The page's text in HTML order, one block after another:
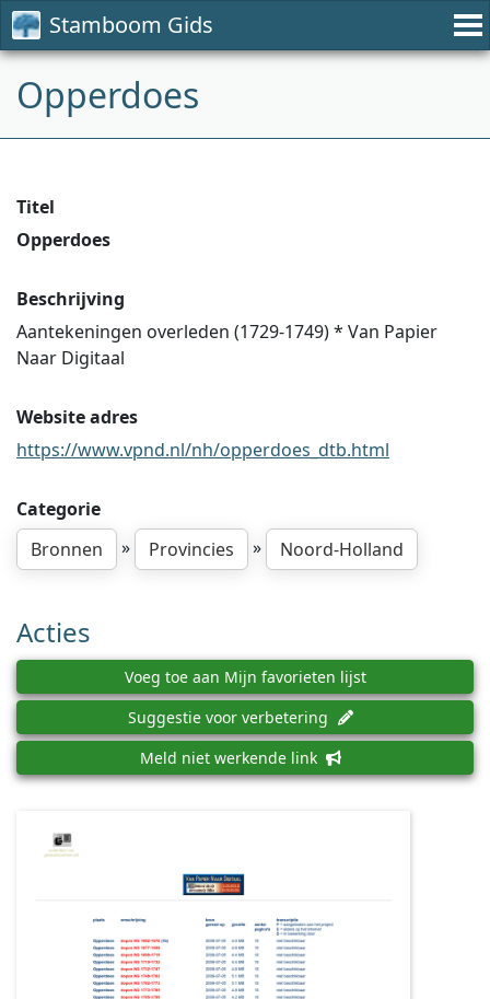
Stamboom Gids
Opperdoes
Titel
Opperdoes
Beschrijving
Aantekeningen overleden (1729-1749) * Van Papier
Naar Digitaal
Website adres
https://www.vpnd.nl/nh/opperdoes_dtb.html
Categorie
Bronnen
» Provincies » Noord-Holland
Acties
Voeg toe aan Mijn favorieten lijst
Suggestie voor verbetering
Meld niet werkende link